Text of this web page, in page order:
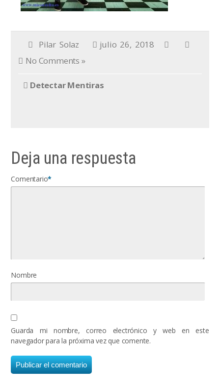
Pilar Solaz
julio 26, 2018
No Comments »
Detectar Mentiras
Deja una respuesta
Comentario*
Nombre
Guarda mi nombre, correo electrónico y web en este
navegador para la próxima vez que comente.